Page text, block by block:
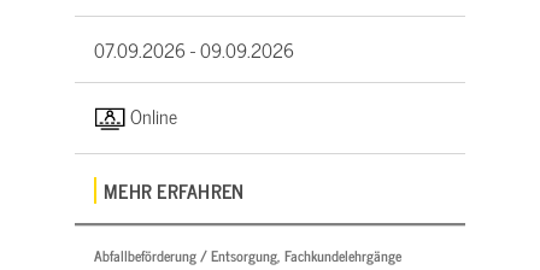
07.09.2026 -09.09.2026
Online
MEHR ERFAHREN
Abfallbeförderung / Entsorgung, Fachkundelehrgänge